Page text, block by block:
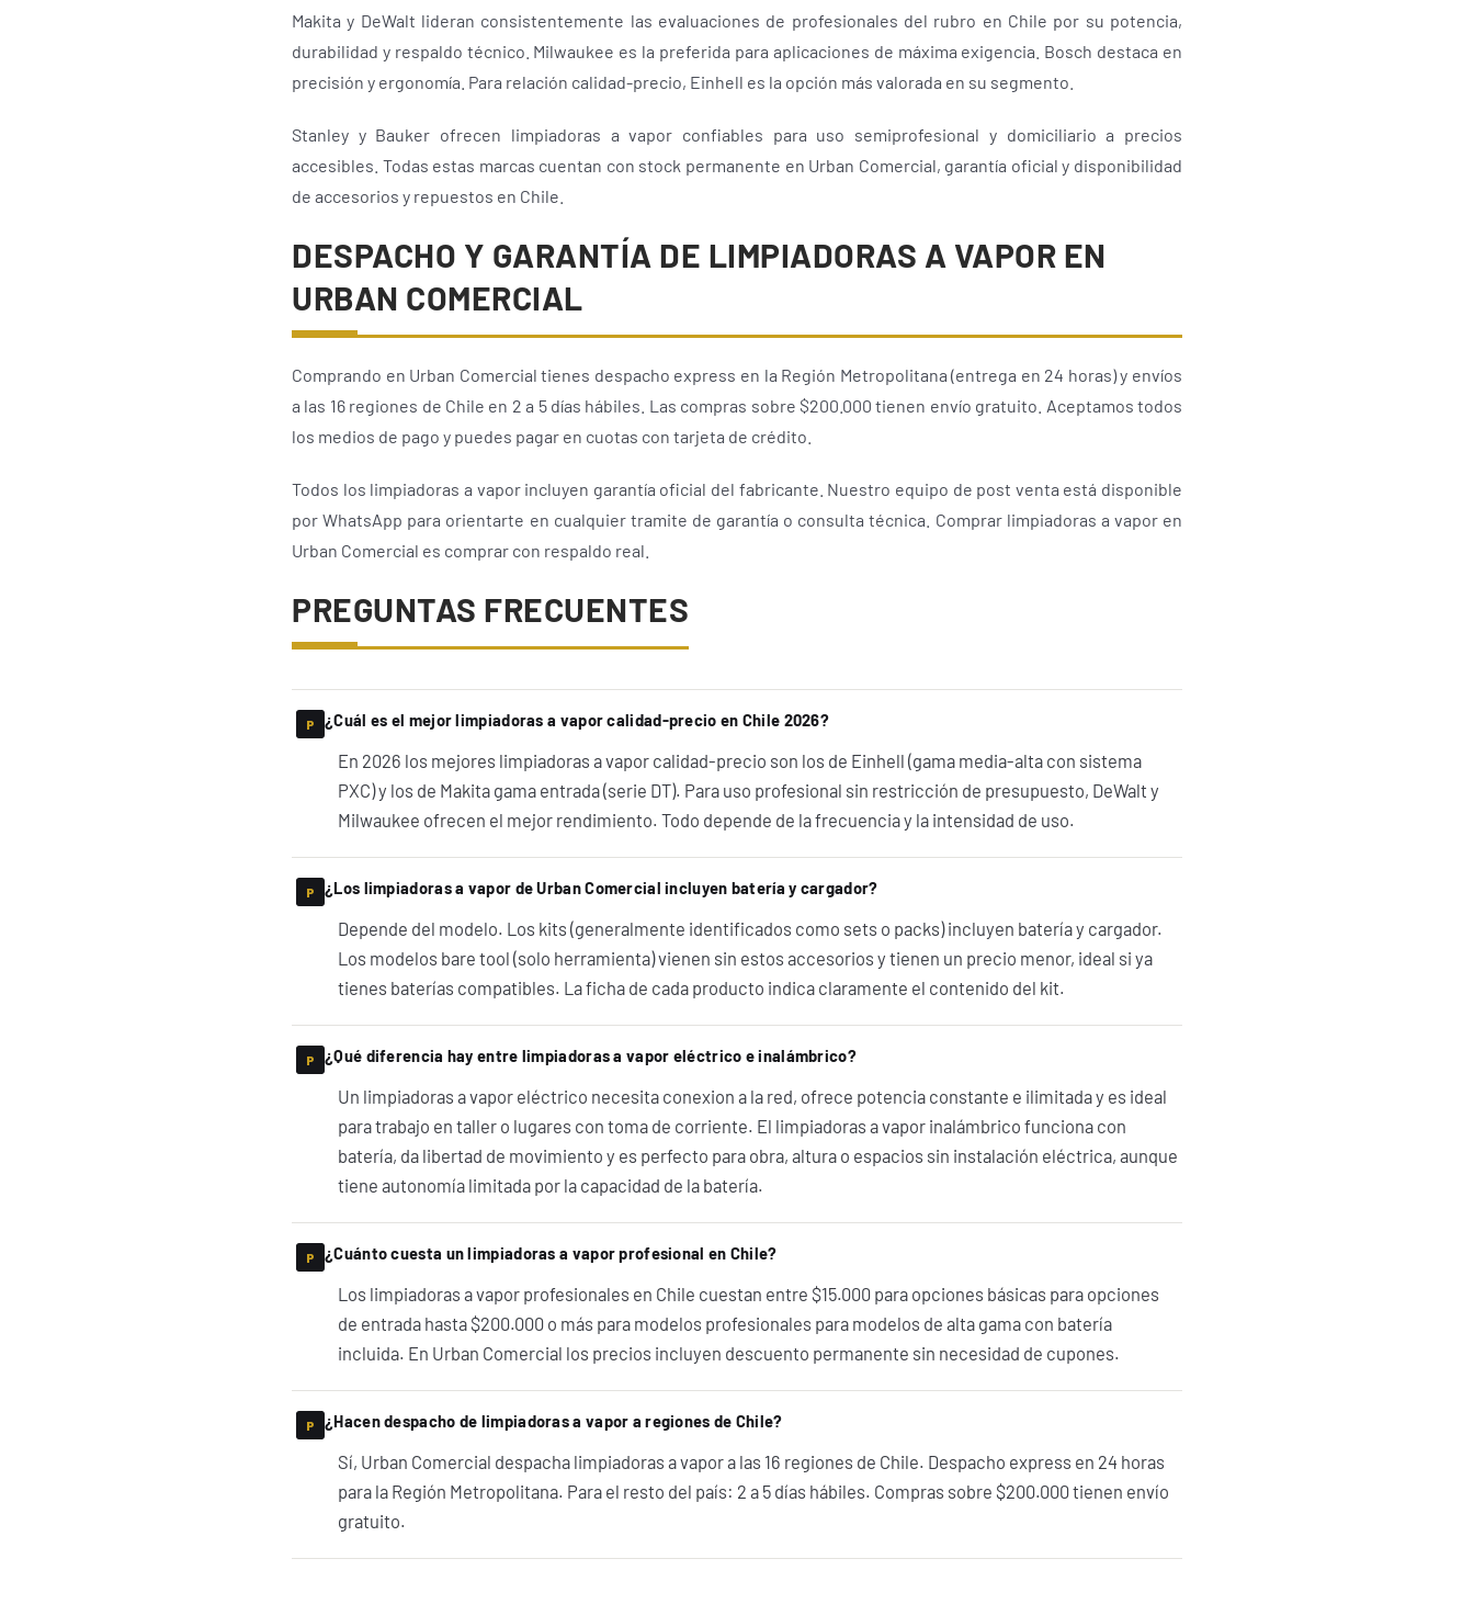
Makita y DeWalt lideran consistentemente las evaluaciones de profesionales del rubro en Chile por su potencia,
durabilidad y respaldo técnico. Milwaukee es la preferida para aplicaciones de máxima exigencia. Bosch destaca en
precisión y ergonomía. Para relación calidad-precio, Einhell es la opción más valorada en su segmento.
Stanley y Bauker ofrecen limpiadoras a vapor confiables para uso semiprofesional y domiciliario a precios
accesibles. Todas estas marcas cuentan con stock permanente en Urban Comercial, garantía oficial y disponibilidad
de accesorios y repuestos en Chile.
DESPACHO Y GARANTÍA DE LIMPIADORAS A VAPOR EN
URBAN COMERCIAL
Comprando en Urban Comercial tienes despacho express en la Región Metropolitana (entrega en 24 horas) y envíos
a las 16 regiones de Chile en 2 a 5 días hábiles. Las compras sobre $200.000 tienen envío gratuito. Aceptamos todos
los medios de pago y puedes pagar en cuotas con tarjeta de crédito.
Todos los limpiadoras a vapor incluyen garantía oficial del fabricante. Nuestro equipo de post venta está disponible
por WhatsApp para orientarte en cualquier tramite de garantía o consulta técnica. Comprar limpiadoras a vapor en
Urban Comercial es comprar con respaldo real.
PREGUNTAS FRECUENTES
¿Cuál es el mejor limpiadoras a vapor calidad-precio en Chile 2026?
En 2026 los mejores limpiadoras a vapor calidad-precio son los de Einhell (gama media-alta con sistema
PXC) y los de Makita gama entrada (serie DT). Para uso profesional sin restricción de presupuesto, DeWalt y
Milwaukee ofrecen el mejor rendimiento. Todo depende de la frecuencia y la intensidad de uso.
¿Los limpiadoras a vapor de Urban Comercial incluyen batería y cargador?
Depende del modelo. Los kits (generalmente identificados como sets o packs) incluyen batería y cargador.
Los modelos bare tool (solo herramienta) vienen sin estos accesorios y tienen un precio menor, ideal si ya
tienes baterías compatibles. La ficha de cada producto indica claramente el contenido del kit.
¿Qué diferencia hay entre limpiadoras a vapor eléctrico e inalámbrico?
Un limpiadoras a vapor eléctrico necesita conexion a la red, ofrece potencia constante e ilimitada y es ideal
para trabajo en taller o lugares con toma de corriente. El limpiadoras a vapor inalámbrico funciona con
batería, da libertad de movimiento y es perfecto para obra, altura o espacios sin instalación eléctrica, aunque
tiene autonomía limitada por la capacidad de la batería.
¿Cuánto cuesta un limpiadoras a vapor profesional en Chile?
Los limpiadoras a vapor profesionales en Chile cuestan entre $15.000 para opciones básicas para opciones
de entrada hasta $200.000 o más para modelos profesionales para modelos de alta gama con batería
incluida. En Urban Comercial los precios incluyen descuento permanente sin necesidad de cupones.
¿Hacen despacho de limpiadoras a vapor a regiones de Chile?
Sí, Urban Comercial despacha limpiadoras a vapor a las 16 regiones de Chile. Despacho express en 24 horas
para la Región Metropolitana. Para el resto del país: 2 a 5 días hábiles. Compras sobre $200.000 tienen envío
gratuito.